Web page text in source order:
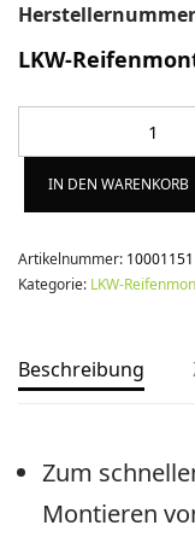
LKW-
IN DEN WARENKORB
Artikelnummer: 10001151
Kategorie: LKW-
Beschreibung
Zum
Montieren